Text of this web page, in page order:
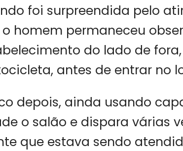
foi surpreendida pelo
o homem permaneceu
do lado de
antes de entrar no
depois, ainda usando
o salão e dispara várias
que estava sendo